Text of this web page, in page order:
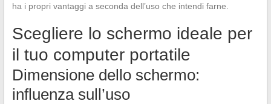
ha i propri vantaggi a seconda dell’uso che intendi farne.
Scegliere lo schermo ideale per
il tuo computer portatile
Dimensione dello schermo:
influenza sull’uso